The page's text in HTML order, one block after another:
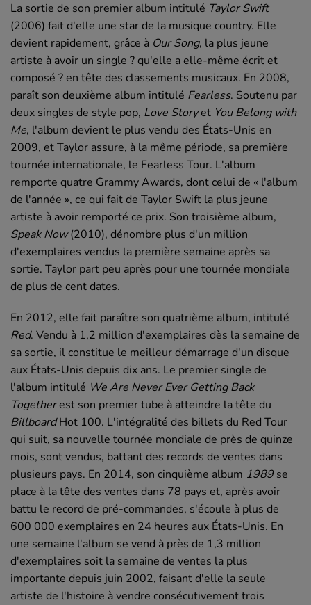
La sortie de son premier album intitulé Taylor Swift
(2006) fait d'elle une star de la musique country. Elle
devient rapidement, grâce à Our Song, la plus jeune
artiste à avoir un single ? qu'elle a elle-même écrit et
composé ? en tête des classements musicaux. En 2008,
paraît son deuxième album intitulé Fearless. Soutenu par
deux singles de style pop, Love Storyet You Belong with
Me, l'album devient le plus vendu des États-Unis en
2009, et Taylor assure, à la même période, sa première
tournée internationale, le Fearless Tour. L'album
remporte quatre Grammy Awards, dont celui de « l'album
de l'année », ce qui fait de Taylor Swift la plus jeune
artiste à avoir remporté ce prix. Son troisième album,
Speak Now(2010), dénombre plus d'un million
d'exemplaires vendus la première semaine après sa
sortie. Taylor part peu après pour une tournée mondiale
de plus de cent dates.
En 2012, elle fait paraître son quatrième album, intitulé
Red. Vendu à 1,2 million d'exemplaires dès la semaine de
sa sortie, il constitue le meilleur démarrage d'un disque
aux États-Unis depuis dix ans. Le premier single de
l'album intitulé We Are Never Ever Getting Back
Togetherest son premier tube à atteindre la tête du
BillboardHot 100. L'intégralité des billets du Red Tour
qui suit, sa nouvelle tournée mondiale de près de quinze
mois, sont vendus, battant des records de ventes dans
plusieurs pays. En 2014, son cinquième album 1989se
place à la tête des ventes dans 78 pays et, après avoir
battu le record de pré-commandes, s'écoule à plus de
600 000 exemplaires en 24 heures aux États-Unis. En
une semaine l'album se vend à près de 1,3 million
d'exemplaires soit la semaine de ventes la plus
importante depuis juin 2002, faisant d'elle la seule
artiste de l'histoire à vendre consécutivement trois